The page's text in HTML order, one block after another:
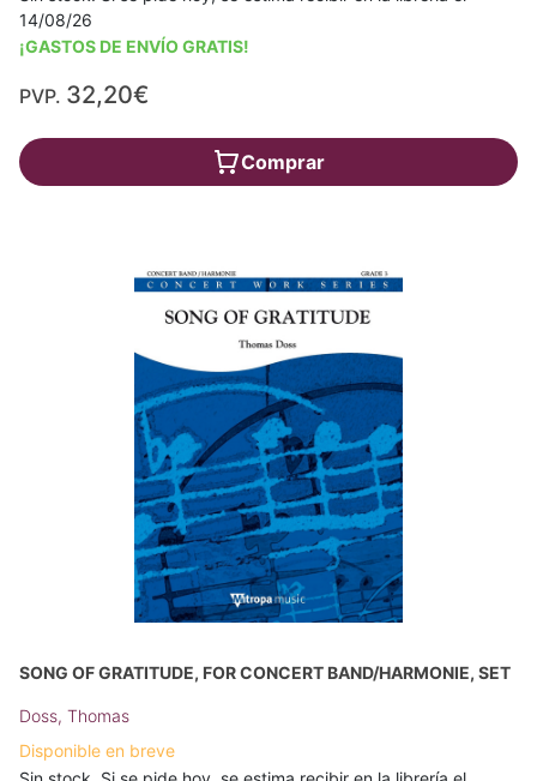
14/08/26
¡GASTOS DE ENVÍO GRATIS!
PVP. 32,20€
Comprar
SONG OF GRATITUDE, FOR CONCERT BAND/HARMONIE, SET
Doss, Thomas
Disponible en breve